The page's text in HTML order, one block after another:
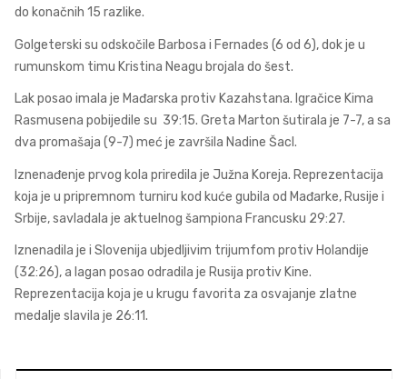
do konačnih 15 razlike.
Golgeterski su odskočile Barbosa i Fernades (6 od 6), dok je u
rumunskom timu Kristina Neagu brojala do šest.
Lak posao imala je Mađarska protiv Kazahstana. Igračice Kima
Rasmusena pobijedile su 39:15. Greta Marton šutirala je 7-7, a sa
dva promašaja (9-7) meć je završila Nadine Šacl.
Iznenađenje prvog kola priredila je Južna Koreja. Reprezentacija
koja je u pripremnom turniru kod kuće gubila od Mađarke, Rusije i
Srbije, savladala je aktuelnog šampiona Francusku 29:27.
Iznenadila je i Slovenija ubjedljivim trijumfom protiv Holandije
(32:26), a lagan posao odradila je Rusija protiv Kine.
Reprezentacija koja je u krugu favorita za osvajanje zlatne
medalje slavila je 26:11.